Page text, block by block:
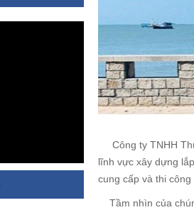
Công ty TNHH
lĩnh vực xây dựng
cung cấp và thi
Tầm nhìn của